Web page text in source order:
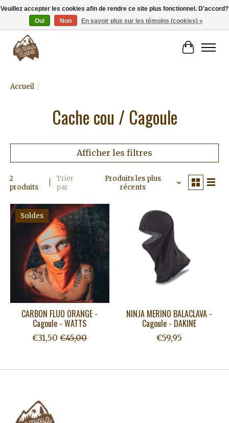
Livraison gratuite à partir de 80€.
Panier
Accueil /
Cache cou / Cagoule
Afficher les filtres
2
produits
Trier
par
Produits les plus
récents
Soldes
CARBON FLUO ORANGE -
Cagoule - WATTS
€31,50 €45,00
NINJA MERINO BALACLAVA -
Cagoule - DAKINE
€59,95
Veuillez accepter les cookies afin de rendre ce site plus fonctionnel. D'accord?
Oui
Non En savoir plus sur les témoins (cookies) »